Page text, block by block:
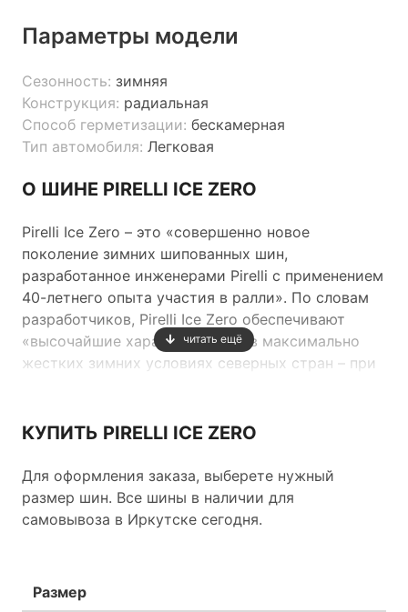
Параметры модели
Сезонность: зимняя
Конструкция: радиальная
Способ герметизации: бескамерная
Тип автомобиля: Легковая
О ШИНЕ PIRELLI ICE ZERO
Pirelli Ice Zero – это «совершенно новое
поколение зимних шипованных шин,
разработанное инженерами Pirelli с применением
40-летнего опыта участия в ралли». По словам
разработчиков, Pirelli Ice Zero обеспечивают
«высочайшие характеристики в максимально
жестких зимних условиях северных стран – при
Новинка отличается использованием нового
читать ещё
КУПИТЬ PIRELLI ICE ZERO
Для оформления заказа, выберете нужный
размер шин. Все шины в наличии для
самовывоза в Иркутске сегодня.
Размер